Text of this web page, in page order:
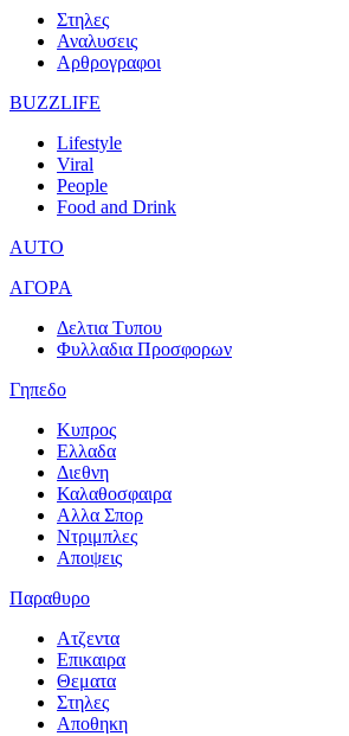
Στηλες
Αναλυσεις
Αρθρογραφοι
BUZZLIFE
Lifestyle
Viral
People
Food and Drink
AUTO
ΑΓΟΡΑ
Δελτια Τυπου
Φυλλαδια Προσφορων
Γηπεδο
Κυπρος
Ελλαδα
Διεθνη
Καλαθοσφαιρα
Αλλα Σπορ
Ντριμπλες
Αποψεις
Παραθυρο
Ατζεντα
Επικαιρα
Θεματα
Στηλες
Αποθηκη